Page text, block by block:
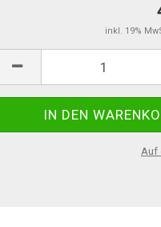
inkl. 19%
Auf